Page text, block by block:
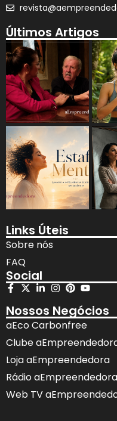
Últimos Artigos
Links Úteis
Sobre nós
FAQ
Social
Nossos Negócios
aEco Carbonfree
Clube
Loja aEmpreendedora
Rádio aEmpreendedora
Web TV